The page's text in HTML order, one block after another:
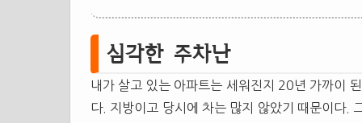
심각한 주차난
내가 살고 있는 아파트는 세워진지 20년 가까이
다. 지방이고 당시에 차는 많지 않았기 때문이다.